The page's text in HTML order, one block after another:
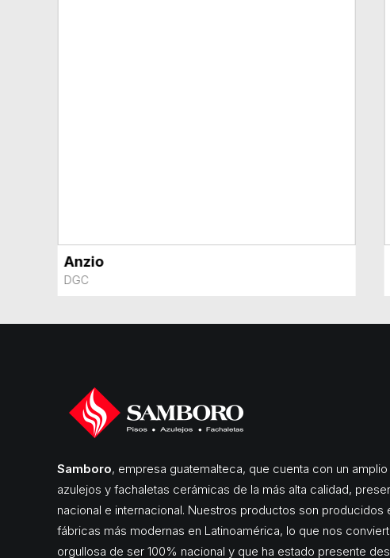
Anzio
DGC
Samboro, empresa guatemalteca, que cuenta con un
azulejos y fachaletas cerámicas de la más alta calidad,
nacional e internacional. Nuestros productos son producidos
fábricas más modernas en Latinoamérica, lo que nos
orgullosa de ser 100% nacional y que ha estado presente